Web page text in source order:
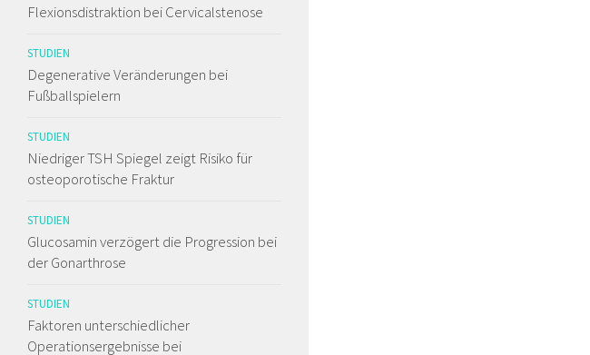
Flexionsdistraktion bei Cervicalstenose
STUDIEN
Degenerative Veränderungen bei
Fußballspielern
STUDIEN
Niedriger TSH Spiegel zeigt Risiko für
osteoporotische Fraktur
STUDIEN
Glucosamin verzögert die Progression bei
der Gonarthrose
STUDIEN
Faktoren unterschiedlicher
Operationsergebnisse bei